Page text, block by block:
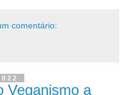
comentário:
Veganismo a